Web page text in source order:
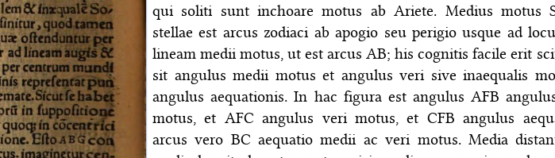
qui soliti sunt inchoare motus ab Ariete. Medius motus
stellae est arcus zodiaci ab apogio seu perigio usque ad
lineam medii motus, ut est arcus AB; his cognitis facile erit
sit angulus medii motus et angulus veri sive inaequalis
angulus aequationis. In hac figura est angulus AFB
motus, et AFC angulus veri motus, et CFB angulus
arcus vero BC aequatio medii ac veri motus. Media